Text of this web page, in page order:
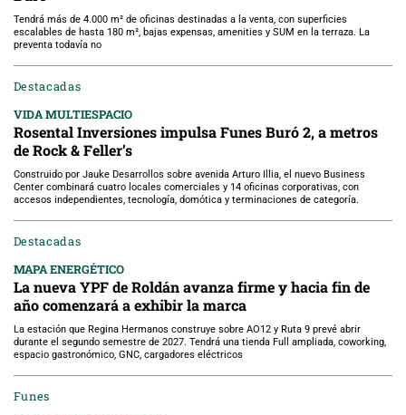
Tendrá más de 4.000 m² de oficinas destinadas a la venta, con superficies
escalables de hasta 180 m², bajas expensas, amenities y SUM en la terraza. La
preventa todavía no
Destacadas
VIDA MULTIESPACIO
Rosental Inversiones impulsa Funes Buró 2, a metros
de Rock & Feller’s
Construido por Jauke Desarrollos sobre avenida Arturo Illia, el nuevo Business
Center combinará cuatro locales comerciales y 14 oficinas corporativas, con
accesos independientes, tecnología, domótica y terminaciones de categoría.
Destacadas
MAPA ENERGÉTICO
La nueva YPF de Roldán avanza firme y hacia fin de
año comenzará a exhibir la marca
La estación que Regina Hermanos construye sobre AO12 y Ruta 9 prevé abrir
durante el segundo semestre de 2027. Tendrá una tienda Full ampliada, coworking,
espacio gastronómico, GNC, cargadores eléctricos
Funes